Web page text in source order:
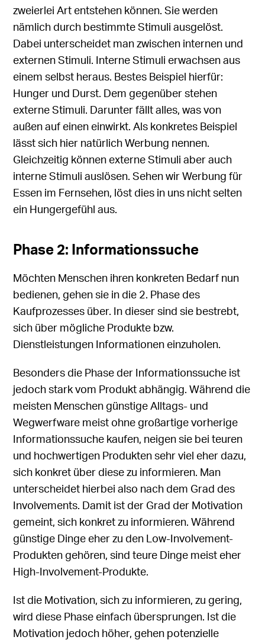
zweierlei Art entstehen können. Sie werden
nämlich durch bestimmte Stimuli ausgelöst.
Dabei unterscheidet man zwischen internen und
externen Stimuli. Interne Stimuli erwachsen aus
einem selbst heraus. Bestes Beispiel hierfür:
Hunger und Durst. Dem gegenüber stehen
externe Stimuli. Darunter fällt alles, was von
außen auf einen einwirkt. Als konkretes Beispiel
lässt sich hier natürlich Werbung nennen.
Gleichzeitig können externe Stimuli aber auch
interne Stimuli auslösen. Sehen wir Werbung für
Essen im Fernsehen, löst dies in uns nicht selten
ein Hungergefühl aus.
Phase 2: Informationssuche
Möchten Menschen ihren konkreten Bedarf nun
bedienen, gehen sie in die 2. Phase des
Kaufprozesses über. In dieser sind sie bestrebt,
sich über mögliche Produkte bzw.
Dienstleistungen Informationen einzuholen.
Besonders die Phase der Informationssuche ist
jedoch stark vom Produkt abhängig. Während die
meisten Menschen günstige Alltags- und
Wegwerfware meist ohne großartige vorherige
Informationssuche kaufen, neigen sie bei teuren
und hochwertigen Produkten sehr viel eher dazu,
sich konkret über diese zu informieren. Man
unterscheidet hierbei also nach dem Grad des
Involvements. Damit ist der Grad der Motivation
gemeint, sich konkret zu informieren. Während
günstige Dinge eher zu den Low-Involvement-
Produkten gehören, sind teure Dinge meist eher
High-Involvement-Produkte.
Ist die Motivation, sich zu informieren, zu gering,
wird diese Phase einfach übersprungen. Ist die
Motivation jedoch höher, gehen potenzielle